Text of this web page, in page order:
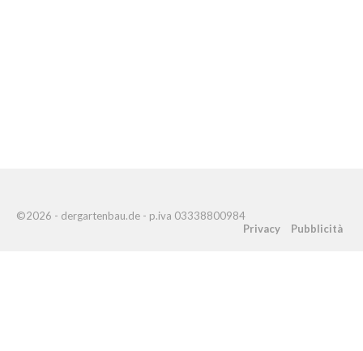
©2026 - dergartenbau.de - p.iva 03338800984
Privacy
Pubblicità